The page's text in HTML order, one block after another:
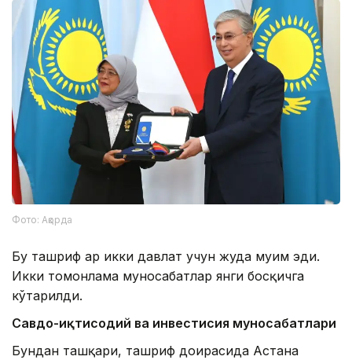
Фото: Ақорда
Бу ташриф ҳар икки давлат учун жуда муҳим эди.
Икки томонлама муносабатлар янги босқичга
кўтарилди.
Савдо-иқтисодий ва инвестисия муносабатлари
Бундан ташқари, ташриф доирасида Астана